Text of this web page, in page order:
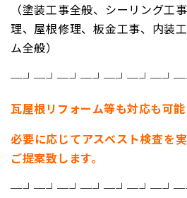
（塗装工事全般、シーリング工
理、屋根修理、板金工事、内装
ム全般）
瓦屋根リフォーム等も対応も可能
必要に応じてアスベスト検査を実
ご提案致します。